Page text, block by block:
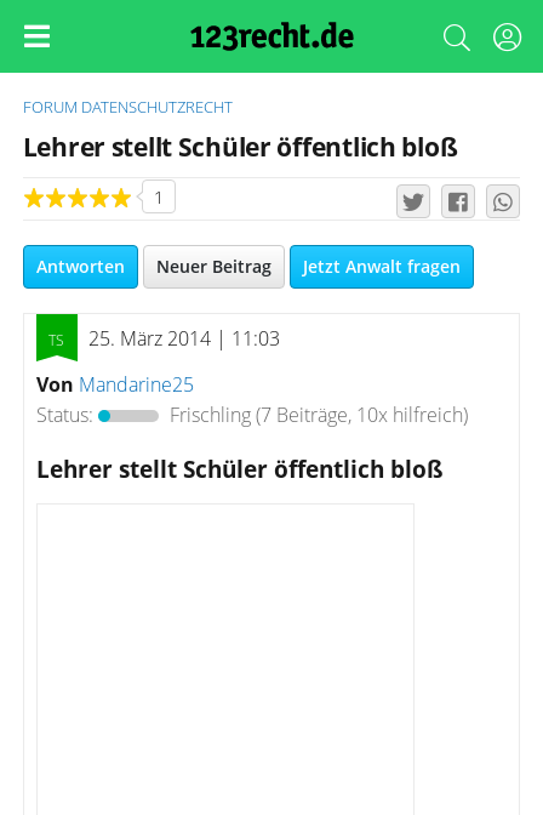
FORUM DATENSCHUTZRECHT
Lehrer stellt Schüler öffentlich bloß
1
Antworten Neuer Beitrag Jetzt Anwalt fragen
25. März 2014 | 11:03
Von Mandarine25
Status:
Frischling(7 Beiträge, 10x hilfreich)
Lehrer stellt Schüler öffentlich bloß